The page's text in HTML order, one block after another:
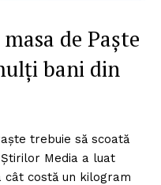
de Paşte
bani din
trebuie să scoată
Media a luat
costă un kilogram